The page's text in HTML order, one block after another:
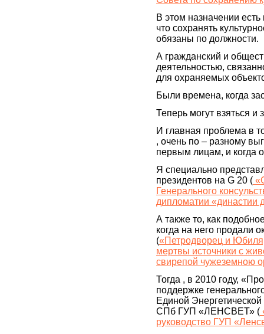
В этом назначении
что сохранять
обязаны по должности.
А гражданский и
деятельностью,
для охраняемых
Были времена, когда
Теперь могут взяться
И главная проблема в
, очень по – разному
первым лицам, и когда
Я специально
президентов на G 20 (
Генерального
дипломатии «династии
А также то, как
когда на него продали
(«Петродворец и
мертвы источники с
свирепой чужеземною
Тогда , в 2010 году,
поддержке
Единой
СПб ГУП «ЛЕНСВЕТ» (
руководство ГУП